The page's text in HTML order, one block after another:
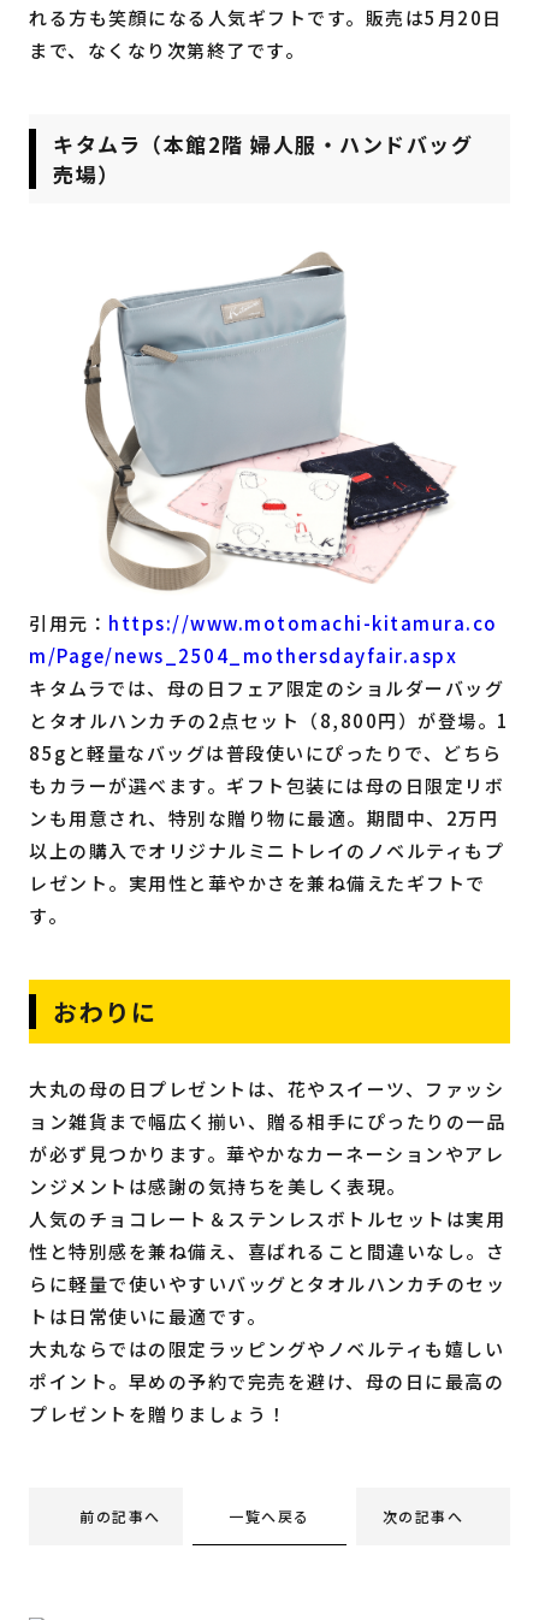
れる方も笑顔になる人気ギフトです。販売は5月20日
まで、なくなり次第終了です。
キタムラ（本館2階 婦人服・ハンドバッグ
売場）
引用元： https://www.motomachi-kitamura.co
m/Page/news_2504_mothersdayfair.aspx
キタムラでは、母の日フェア限定のショルダーバッグ
とタオルハンカチの2点セット（8,800円）が登場。1
85gと軽量なバッグは普段使いにぴったりで、どちら
もカラーが選べます。ギフト包装には母の日限定リボ
ンも用意され、特別な贈り物に最適。期間中、2万円
以上の購入でオリジナルミニトレイのノベルティもプ
レゼント。実用性と華やかさを兼ね備えたギフトで
す。
おわりに
大丸の母の日プレゼントは、花やスイーツ、ファッシ
ョン雑貨まで幅広く揃い、贈る相手にぴったりの一品
が必ず見つかります。華やかなカーネーションやアレ
ンジメントは感謝の気持ちを美しく表現。
人気のチョコレート＆ステンレスボトルセットは実用
性と特別感を兼ね備え、喜ばれること間違いなし。さ
らに軽量で使いやすいバッグとタオルハンカチのセッ
トは日常使いに最適です。
大丸ならではの限定ラッピングやノベルティも嬉しい
ポイント。早めの予約で完売を避け、母の日に最高の
プレゼントを贈りましょう！
前の記事へ 一覧へ戻る 次の記事へ